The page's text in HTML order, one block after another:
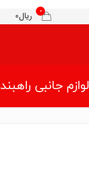
0 ریال0
لوازم جانبی